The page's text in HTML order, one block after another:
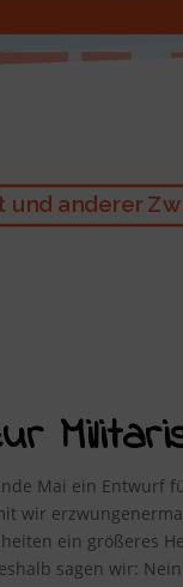
anderer
Mai ein
wir
ein größeres
sagen wir: